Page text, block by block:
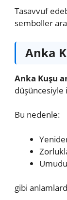
Tasavvuf
semboller
Anka
Anka Kuşu
Bu nedenle:
gibi